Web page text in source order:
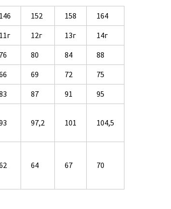
146 152 158
164
11г 12г 13г
14г
76 80 84
88
69 72
75
87 91
95
97,2 101 104,5
64 67 70